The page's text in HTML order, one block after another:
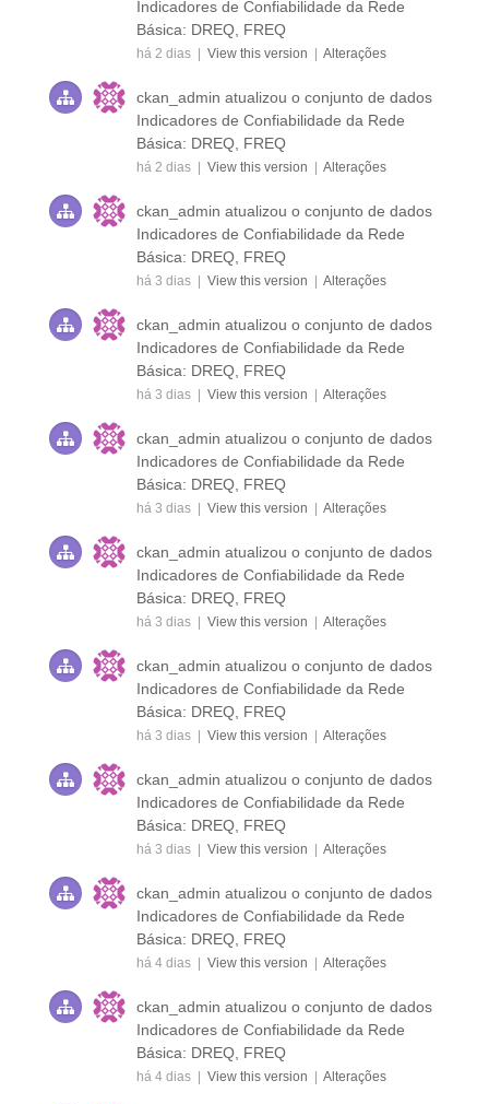
Indicadores de Confiabilidade da Rede
Básica: DREQ, FREQ
há 2 dias | View this version | Alterações
ckan_admin atualizou o conjunto de dados
Indicadores de Confiabilidade da Rede
Básica: DREQ, FREQ
há 2 dias | View this version | Alterações
ckan_admin atualizou o conjunto de dados
Indicadores de Confiabilidade da Rede
Básica: DREQ, FREQ
há 3 dias | View this version | Alterações
ckan_admin atualizou o conjunto de dados
Indicadores de Confiabilidade da Rede
Básica: DREQ, FREQ
há 3 dias | View this version | Alterações
ckan_admin atualizou o conjunto de dados
Indicadores de Confiabilidade da Rede
Básica: DREQ, FREQ
há 3 dias | View this version | Alterações
ckan_admin atualizou o conjunto de dados
Indicadores de Confiabilidade da Rede
Básica: DREQ, FREQ
há 3 dias | View this version | Alterações
ckan_admin atualizou o conjunto de dados
Indicadores de Confiabilidade da Rede
Básica: DREQ, FREQ
há 3 dias | View this version | Alterações
ckan_admin atualizou o conjunto de dados
Indicadores de Confiabilidade da Rede
Básica: DREQ, FREQ
há 3 dias | View this version | Alterações
ckan_admin atualizou o conjunto de dados
Indicadores de Confiabilidade da Rede
Básica: DREQ, FREQ
há 4 dias | View this version | Alterações
ckan_admin atualizou o conjunto de dados
Indicadores de Confiabilidade da Rede
Básica: DREQ, FREQ
há 4 dias | View this version | Alterações